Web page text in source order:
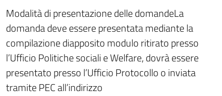
Modalità di presentazione delle domandeLa
domanda deve essere presentata mediante la
compilazione diapposito modulo ritirato presso
l’Ufficio Politiche sociali e Welfare, dovrà essere
presentato presso l’Ufficio Protocollo o inviata
tramite PEC all’indirizzo